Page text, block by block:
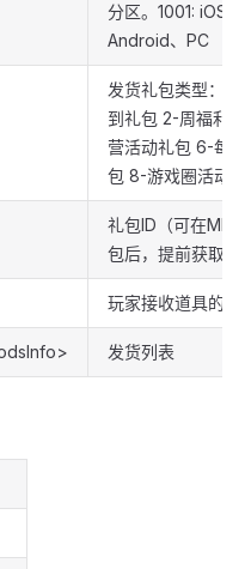
分区。1001: iOS,
Android、PC
发货礼包类型：1-
到礼包 2-周福利
营活动礼包 6-每日
包 8-游戏圈活动礼
礼包ID（可在MP
包后，提前获取）
玩家接收道具的时
发货列表